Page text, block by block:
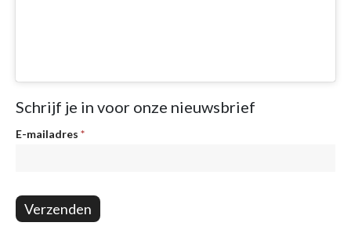
Schrijf je in voor onze nieuwsbrief
Nieuwsbrief
E-mailadres *
Verzenden